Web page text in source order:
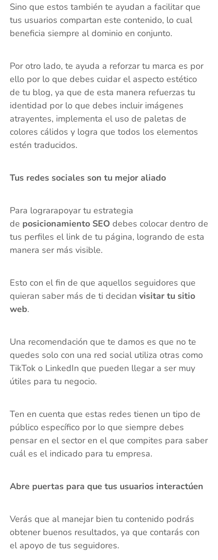
Sino que estos también te ayudan a facilitar que
tus usuarios compartan este contenido, lo cual
beneficia siempre al dominio en conjunto.
Por otro lado, te ayuda a reforzar tu marca es por
ello por lo que debes cuidar el aspecto estético
de tu blog, ya que de esta manera refuerzas tu
identidad por lo que debes incluir imágenes
atrayentes, implementa el uso de paletas de
colores cálidos y logra que todos los elementos
estén traducidos.
Tus redes sociales son tu mejor aliado
Para lograrapoyar tu estrategia
de posicionamiento SEO debes colocar dentro de
tus perfiles el link de tu página, logrando de esta
manera ser más visible.
Esto con el fin de que aquellos seguidores que
quieran saber más de ti decidan visitar tu sitio
web.
Una recomendación que te damos es que no te
quedes solo con una red social utiliza otras como
TikTok o LinkedIn que pueden llegar a ser muy
útiles para tu negocio.
Ten en cuenta que estas redes tienen un tipo de
público específico por lo que siempre debes
pensar en el sector en el que compites para saber
cuál es el indicado para tu empresa.
Abre puertas para que tus usuarios interactúen
Verás que al manejar bien tu contenido podrás
obtener buenos resultados, ya que contarás con
el apoyo de tus seguidores.